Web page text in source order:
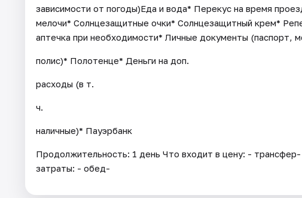
зависимости от погоды)Еда и вода* Перекус на время
мелочи* Солнцезащитные очки* Солнцезащитный крем*
аптечка при необходимости* Личные документы (паспорт,
полис)* Полотенце* Деньги на доп.
расходы (в т.
ч.
наличные)* Пауэрбанк
Продолжительность: 1 день Что входит в цену: -
затраты: - обед-